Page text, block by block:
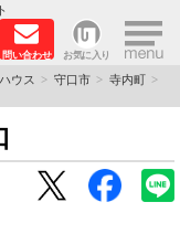
問い合わせ お気に入り ×
ウス 守口市
寺内町